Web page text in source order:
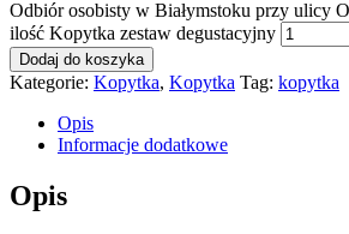
Odbiór osobisty w Białymstoku przy ulicy
ilość Kopytka zestaw degustacyjny
Dodaj do koszyka
Kategorie: Kopytka, Kopytka Tag: kopytka
Opis
Informacje dodatkowe
Opis